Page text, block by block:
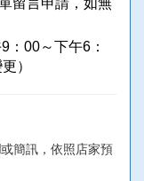
：00～下午6：
）
或簡訊，依照店家預